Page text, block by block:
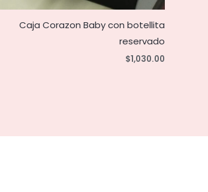
Caja Corazon Baby con botellita
reservado
$1,030.00